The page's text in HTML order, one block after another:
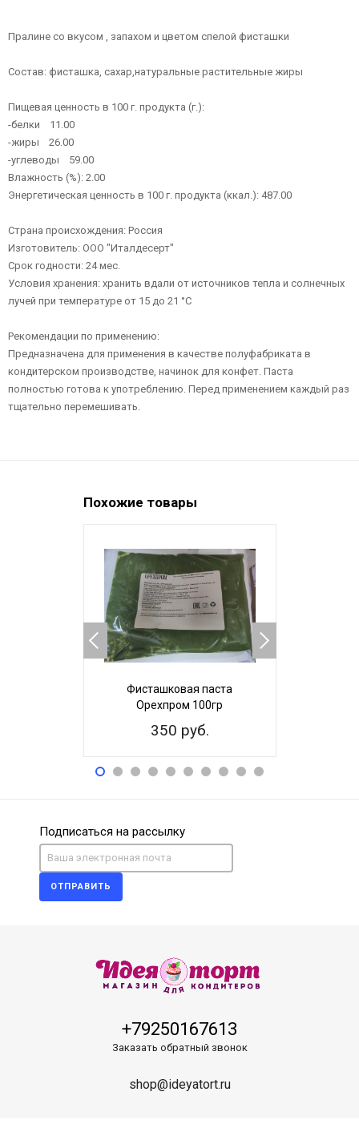
Пралине со вкусом , запахом и цветом спелой фисташки
Состав: фисташка, сахар,натуральные растительные жиры
Пищевая ценность в 100 г. продукта (г.):
-белки 11.00
-жиры 26.00
-углеводы 59.00
Влажность (%): 2.00
Энергетическая ценность в 100 г. продукта (ккал.): 487.00
Страна происхождения: Россия
Изготовитель: ООО "Италдесерт"
Срок годности: 24 мес.
Условия хранения: хранить вдали от источников тепла и солнечных
лучей при температуре от 15 до 21 °C
Рекомендации по применению:
Предназначена для применения в качестве полуфабриката в
кондитерском производстве, начинок для конфет. Паста
полностью готова к употреблению. Перед применением каждый раз
тщательно перемешивать.
Похожие товары
Фисташковая паста
Орехпром 100гр
350 руб.
Подписаться на рассылку
ОТПРАВИТЬ
+79250167613
Заказать обратный звонок
shop@ideyatort.ru